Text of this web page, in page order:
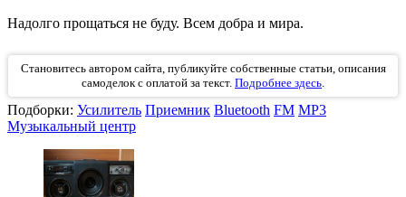
Надолго прощаться не буду. Всем добра и мира.
Становитесь автором сайта, публикуйте собственные статьи, описания
самоделок с оплатой за текст. Подробнее здесь.
Подборки: Усилитель Приемник Bluetooth FM МР3
Музыкальный центр